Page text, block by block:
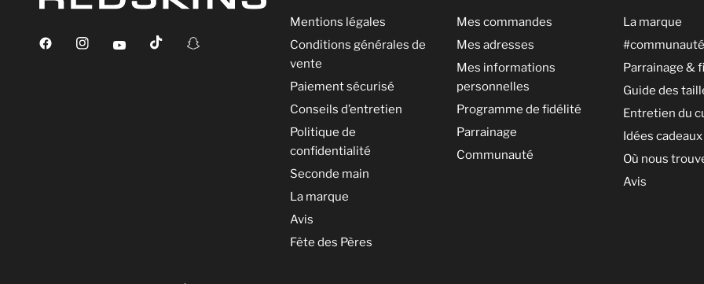
Mentions légales
Conditions générales de
vente
Paiement sécurisé
Conseils d’entretien
Politique de
confidentialité
Seconde main
La marque
Avis
Fête des Pères
Mes commandes
Mes adresses
Mes informations
personnelles
Programme de fidélité
Parrainage
Communauté
La marque
#communauté
Parrainage &
Guide des
Entretien du
Idées cadeaux
Où nous
Avis